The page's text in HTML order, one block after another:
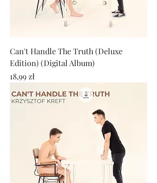
Can't Handle The Truth (Deluxe
Edition) (Digital Album)
Cena
18,99 zł